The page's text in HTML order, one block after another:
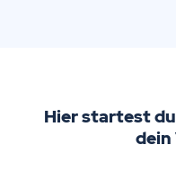
Hier startest
dein